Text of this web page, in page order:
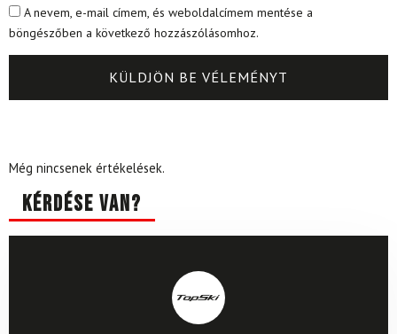
A nevem, e-mail címem, és weboldalcímem mentése a
böngészőben a következő hozzászólásomhoz.
Még nincsenek értékelések.
Kérdése van?